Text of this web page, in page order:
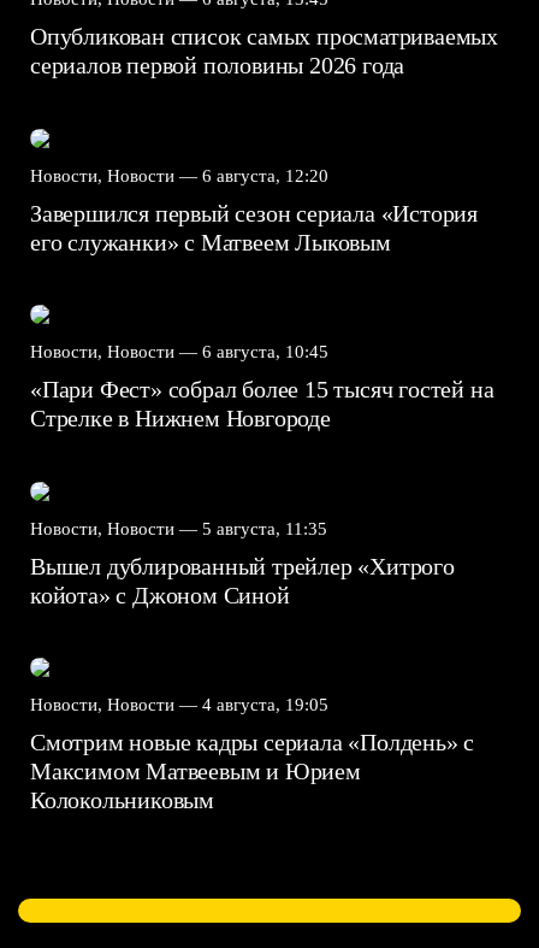
Опубликован список самых просматриваемых
сериалов первой половины 2026 года
Новости, Новости — 6 августа, 12:20
Завершился первый сезон сериала «История
его служанки» с Матвеем Лыковым
Новости, Новости — 6 августа, 10:45
«Пари Фест» собрал более 15 тысяч гостей на
Стрелке в Нижнем Новгороде
Новости, Новости — 5 августа, 11:35
Вышел дублированный трейлер «Хитрого
койота» с Джоном Синой
Новости, Новости — 4 августа, 19:05
Смотрим новые кадры сериала «Полдень» с
Максимом Матвеевым и Юрием
Колокольниковым